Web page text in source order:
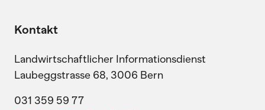
Kontakt
Landwirtschaftlicher Informationsdienst
Laubeggstrasse 68, 3006 Bern
031 359 59 77